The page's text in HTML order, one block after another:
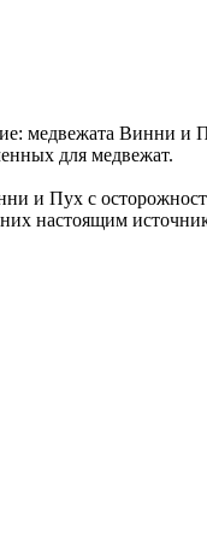
медвежата Винни и
для медвежат.
и Пух с
настоящим